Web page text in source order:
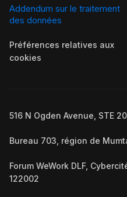
Addendum sur le traitement
des données
Préférences relatives aux
cookies
516 N Ogden Avenue, STE
Bureau 703, région de
Forum WeWork DLF,
122002